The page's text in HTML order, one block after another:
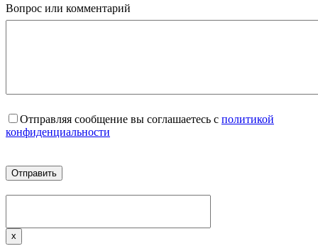
Вопрос или комментарий
Отправляя сообщение вы соглашаетесь с политикой
конфиденциальности
x